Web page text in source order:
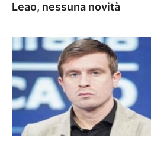
Leao, nessuna novità